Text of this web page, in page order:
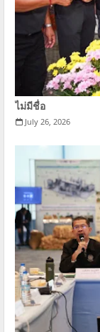
ไม่มีชื่อ
July 26, 2026